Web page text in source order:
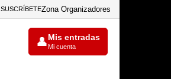
SUSCRÍBETEZona Organizadores
👤Mis entradas
Mi cuenta